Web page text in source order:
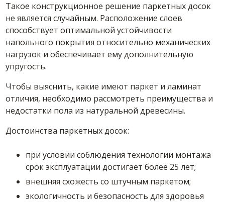
Такое конструкционное решение паркетных досок
не является случайным. Расположение слоев
способствует оптимальной устойчивости
напольного покрытия относительно механических
нагрузок и обеспечивает ему дополнительную
упругость.
Чтобы выяснить, какие имеют паркет и ламинат
отличия, необходимо рассмотреть преимущества и
недостатки пола из натуральной древесины.
Достоинства паркетных досок:
при условии соблюдения технологии монтажа
срок эксплуатации достигает более 25 лет;
внешняя схожесть со штучным паркетом;
экологичность и безопасность для здоровья